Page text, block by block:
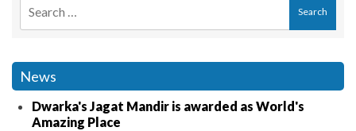
News
Dwarka's Jagat Mandir is awarded as World's
Amazing Place